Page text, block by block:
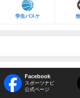
学生バスケ
Facebook
スポーツナビ
公式ページ